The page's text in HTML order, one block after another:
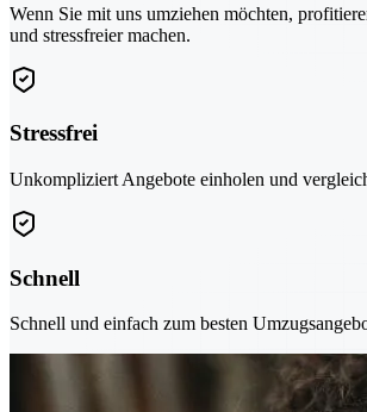
Wenn Sie mit uns umziehen möchten,
und stressfreier machen.
Stressfrei
Unkompliziert Angebote einholen und
Schnell
Schnell und einfach zum besten